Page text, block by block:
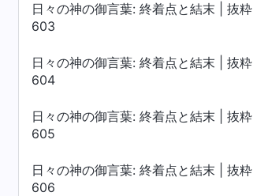
日々の神の御言葉: 終着点と結末 | 抜粋
603
日々の神の御言葉: 終着点と結末 | 抜粋
604
日々の神の御言葉: 終着点と結末 | 抜粋
605
日々の神の御言葉: 終着点と結末 | 抜粋
606